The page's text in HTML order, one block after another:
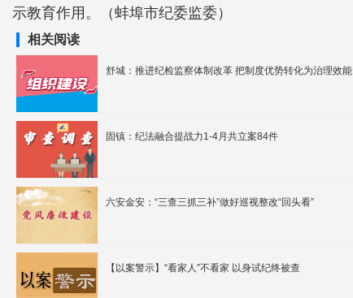
示教育作用。（蚌埠市纪委监委）
相关阅读
舒城：推进纪检监察体制改革 把制度优势转化为治理效能
固镇：纪法融合提战力1-4月共立案84件
六安金安：“三查三抓三补”做好巡视整改“回头看”
【以案警示】“看家人”不看家 以身试纪终被查